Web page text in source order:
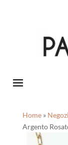
Home»
Argento